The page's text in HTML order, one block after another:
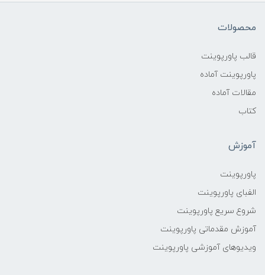
محصولات
قالب پاورپوینت
پاورپوینت آماده
مقالات آماده
کتاب
آموزش
پاورپوینت
الفبای پاورپوینت
شروع سریع پاورپوینت
آموزش مقدماتی پاورپوینت
ویدیوهای آموزشی پاورپوینت